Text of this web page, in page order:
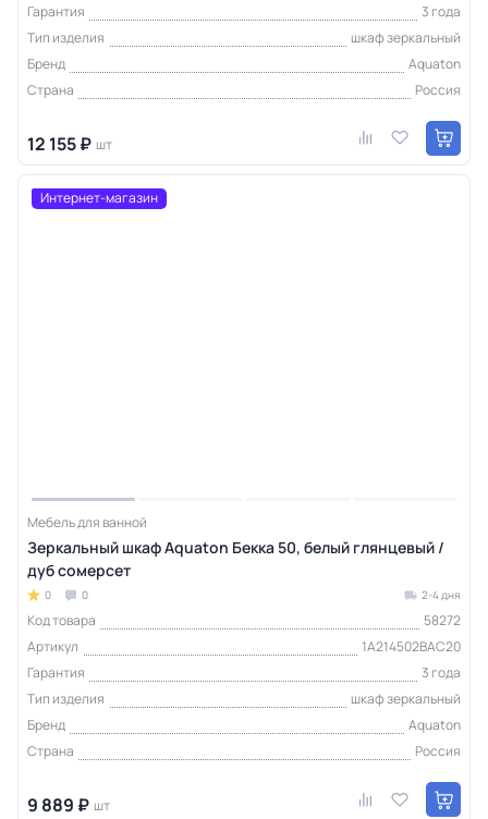
Гарантия
3 года
Тип изделия
шкаф зеркальный
Бренд
Aquaton
Страна
Россия
12 155 ₽ шт
Интернет-магазин
Мебель для ванной
Зеркальный шкаф Aquaton Бекка 50, белый глянцевый /
дуб сомерсет
0 0 2-4 дня
Код товара
58272
Артикул
1A214502BAC20
Гарантия
3 года
Тип изделия
шкаф зеркальный
Бренд
Aquaton
Страна
Россия
9 889 ₽ шт